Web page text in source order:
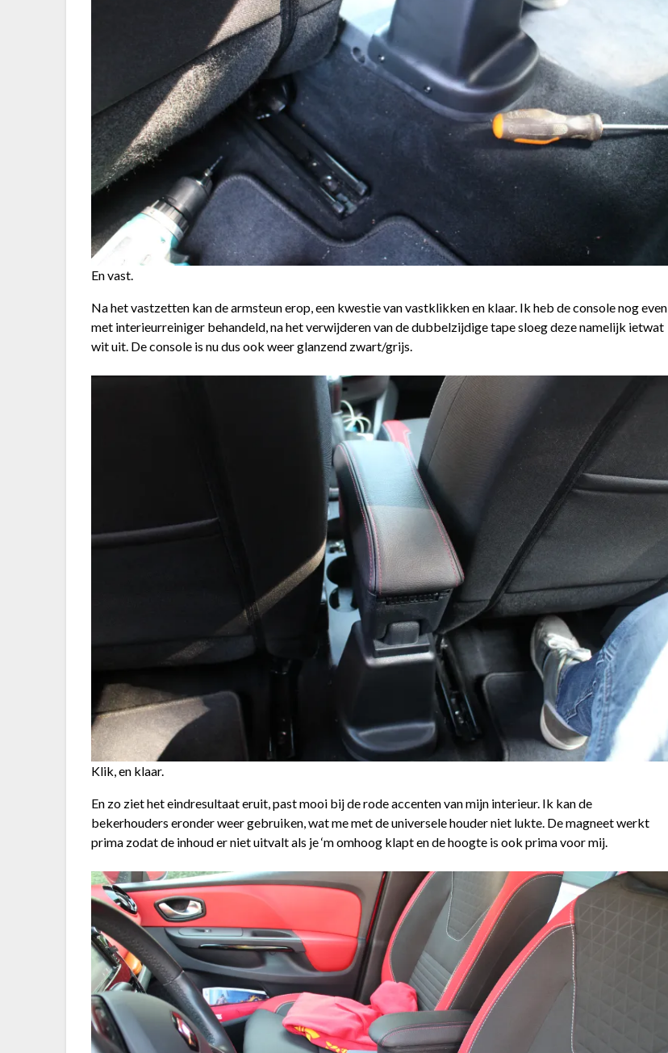
En vast.
Na het vastzetten kan de armsteun erop, een kwestie van vastklikken en klaar. Ik heb de console nog even
met interieurreiniger behandeld, na het verwijderen van de dubbelzijdige tape sloeg deze namelijk ietwat
wit uit. De console is nu dus ook weer glanzend zwart/grijs.
Klik, en klaar.
En zo ziet het eindresultaat eruit, past mooi bij de rode accenten van mijn interieur. Ik kan de
bekerhouders eronder weer gebruiken, wat me met de universele houder niet lukte. De magneet werkt
prima zodat de inhoud er niet uitvalt als je ‘m omhoog klapt en de hoogte is ook prima voor mij.